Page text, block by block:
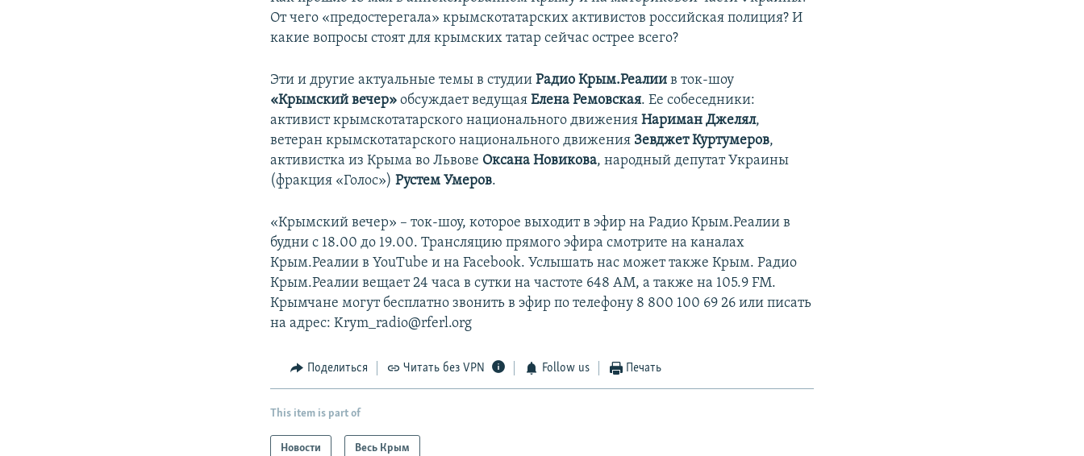
От чего «предостерегала» крымскотатарских активистов российская полиция? И
какие вопросы стоят для крымских татар сейчас острее всего?
Эти и другие актуальные темы в студииРадио Крым.Реалиив ток-шоу
«Крымский вечер» обсуждает ведущаяЕлена Ремовская. Ее собеседники:
активист крымскотатарского национального движенияНариман Джелял,
ветеран крымскотатарского национального движения Зевджет Куртумеров,
активистка из Крыма во Львове Оксана Новикова, народный депутат Украины
(фракция «Голос») Рустем Умеров.
«Крымский вечер» – ток-шоу, которое выходит в эфир на Радио Крым.Реалии в
будни с 18.00 до 19.00. Трансляцию прямого эфира смотрите на каналах
Крым.Реалии в YouTube и на Facebook. Услышать нас может также Крым. Радио
Крым.Реалии вещает 24 часа в сутки на частоте 648 АМ, а также на 105.9 FM.
Крымчане могут бесплатно звонить в эфир по телефону 8 800 100 69 26 или писать
на адрес: Krym_radio@rferl.org
Поделиться Читать без VPN Follow us Печать
This item is part of
Новости Весь Крым